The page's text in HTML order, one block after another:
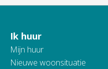
Contactinformatie
Ik huur
Mijn huur
Nieuwe woonsituatie